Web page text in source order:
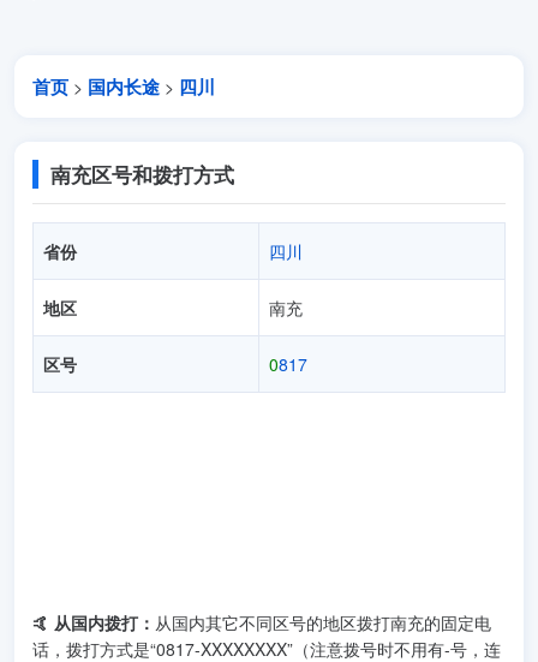
首页 > 国内长途 > 四川
南充区号和拨打方式
省份 四川
地区 南充
区号 0817
🤙 从国内拨打： 从国内其它不同区号的地区拨打南充的固定电
话，拨打方式是“0817-XXXXXXXX”（注意拨号时不用有-号，连